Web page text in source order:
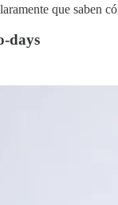
que saben
days